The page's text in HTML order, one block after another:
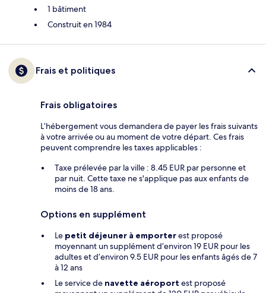
1 bâtiment
Construit en 1984
Frais et politiques
Frais obligatoires
L’hébergement vous demandera de payer les frais suivants
à votre arrivée ou au moment de votre départ. Ces frais
peuvent comprendre les taxes applicables :
Taxe prélevée par la ville : 8.45 EUR par personne et
par nuit. Cette taxe ne s'applique pas aux enfants de
moins de 18 ans.
Options en supplément
Le petit déjeuner à emporterest proposé
moyennant un supplément d’environ 19 EUR pour les
adultes et d’environ 9.5 EUR pour les enfants âgés de 7
à 12 ans
Le service de navette aéroport est proposé